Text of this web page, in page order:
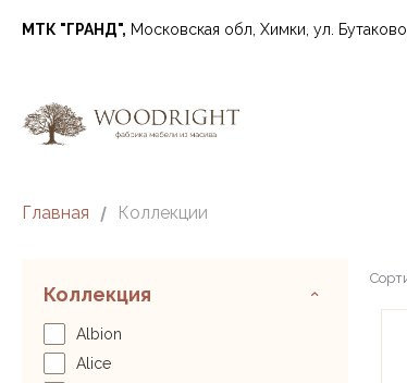
МТК "ГРАНД", Московская обл, Химки, ул.
Главная / Коллекции
Коллекция
Albion
Alice